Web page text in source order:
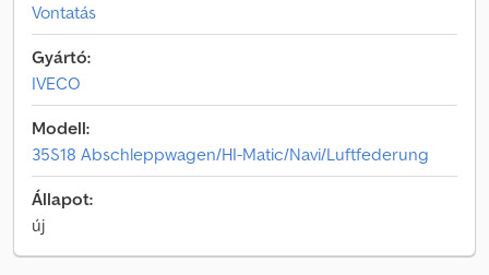
Vontatás
Gyártó:
IVECO
Modell:
35S18 Abschleppwagen/HI-Matic/Navi/Luftfederung
Állapot:
új